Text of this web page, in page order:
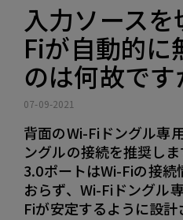
入力ソース
Fiが自動的に
のは何故です
07-09-2021
背面のWi-Fiドングル専
ングルの接続を推奨し
3.0ポートはWi-Fiの接続
おらず、Wi-Fiドングル
Fiが安定するように設計